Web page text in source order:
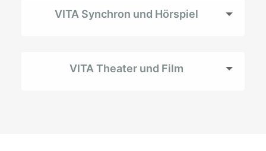
VITA Synchron und Hörspiel
VITA Theater und Film